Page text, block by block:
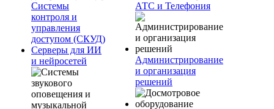
Системы
контроля и
управления
доступом (СКУД)
Серверы для ИИ
и нейросетей
АТС и Телефония
Администрирование
и организация
решений